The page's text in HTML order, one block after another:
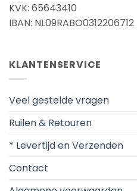
KVK: 65643410
IBAN: NL09RABO0312206712
KLANTENSERVICE
Veel gestelde vragen
Ruilen & Retouren
* Levertijd en Verzenden
Contact